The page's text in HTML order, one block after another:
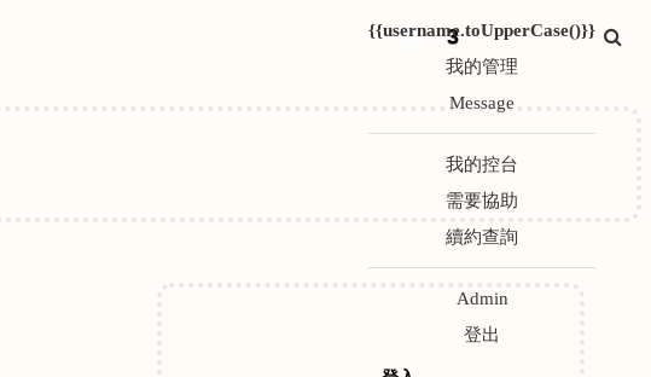
{{username.toUpperCase()}}
我的管理
Message
我的控台
需要協助
續約查詢
Admin
登出
3